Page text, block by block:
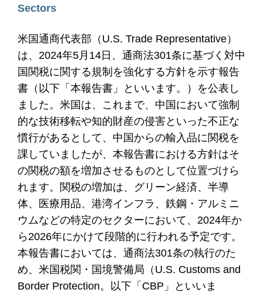
Sectors
米国通商代表部（U.S. Trade Representative）
は、2024年5月14日、通商法301条に基づく対中
国関税に関する規制を強化する方針を示す報告
書（以下「本報告書」といいます。）を公表し
ました。米国は、これまで、中国において強制
的な技術移転や知的財産の侵害といった不正な
慣行があるとして、中国からの輸入品に関税を
課していましたが、本報告書における方針はそ
の関税の額を増加させるものとして位置づけら
れます。関税の増加は、グリーン経済、半導
体、医療用品、港湾インフラ、鉄鋼・アルミニ
ウムなどの特定のセクターにおいて、2024年か
ら2026年にかけて段階的に行われる予定です。
本報告書においては、通商法301条の執行のた
め、米国税関・国境警備局（U.S. Customs and
Border Protection。以下「CBP」といいま